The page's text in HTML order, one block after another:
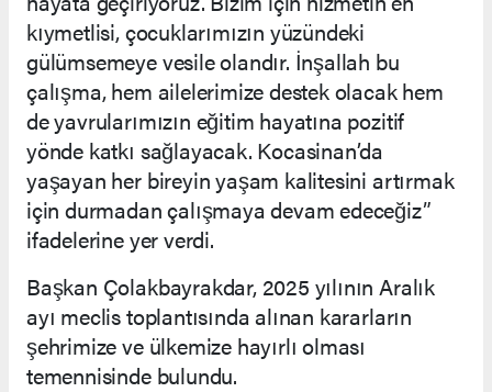
kıymetlisi, çocuklarımızın yüzündeki
gülümsemeye vesile olandır. İnşallah bu
çalışma, hem ailelerimize destek olacak hem
de yavrularımızın eğitim hayatına pozitif
yönde katkı sağlayacak. Kocasinan’da
yaşayan her bireyin yaşam kalitesini artırmak
için durmadan çalışmaya devam edeceğiz”
ifadelerine yer verdi.
Başkan Çolakbayrakdar, 2025 yılının Aralık
ayı meclis toplantısında alınan kararların
şehrimize ve ülkemize hayırlı olması
temennisinde bulundu.